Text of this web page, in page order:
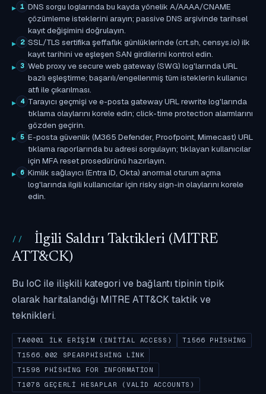
1 DNS sorgu loglarında bu kayda yönelik A/AAAA/CNAME
çözümleme isteklerini arayın; passive DNS arşivinde tarihsel
kayıt değişimini doğrulayın.
2 SSL/TLS sertifika şeffaflık günlüklerinde (crt.sh, censys.io) ilk
kayıt tarihini ve eşleşen SAN girdilerini kontrol edin.
3 Web proxy ve secure web gateway (SWG) log'larında URL
bazlı eşleştirme; başarılı/engellenmiş tüm isteklerin kullanıcı
atfı ile çıkarılması.
4 Tarayıcı geçmişi ve e-posta gateway URL rewrite log'larında
tıklama olaylarını korele edin; click-time protection alarmlarını
gözden geçirin.
5 E-posta güvenlik (M365 Defender, Proofpoint, Mimecast) URL
tıklama raporlarında bu adresi sorgulayın; tıklayan kullanıcılar
için MFA reset prosedürünü hazırlayın.
6 Kimlik sağlayıcı (Entra ID, Okta) anormal oturum açma
log'larında ilgili kullanıcılar için risky sign-in olaylarını korele
edin.
İlgili Saldırı Taktikleri (MITRE
ATT&CK)
Bu IoC ile ilişkili kategori ve bağlantı tipinin tipik
olarak haritalandığı MITRE ATT&CK taktik ve
teknikleri.
TA0001 İLK ERIŞIM (INITIAL ACCESS)
T1566 PHISHING
T1566.002 SPEARPHISHING LINK
T1598 PHISHING FOR INFORMATION
T1078 GEÇERLI HESAPLAR (VALID ACCOUNTS)